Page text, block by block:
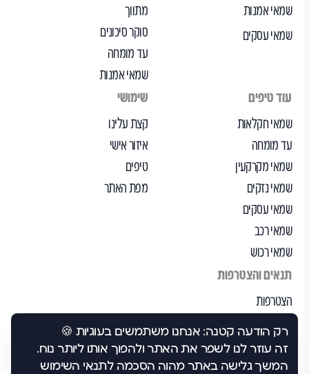
רק הודעה קטנה: אנחנו משתמשים בעוגיות 🍪
זה עוזר לנו לשפר את האתר ולהפוך אותו ליותר נוח.
המשך גלישה באתר מהוה הסכמה לתנאי השימוש
שמאי אמנות
שמאי עסקים
מתווך
סוקר סיכונים
עד מומחה
שמאי אמנות
עוד טיפים
שמאי חקלאות
עד מומחה
שמאי מקרקעין
שמאי נזקים
שמאי עסקים
שמאי רכב
שמאי רכוש
שימושי
קצת עלינו
איזור אישי
טיפים
מפת האתר
תנאים והצטרפות
הצטרפות
תנאי שימוש
הצהרת נגישות